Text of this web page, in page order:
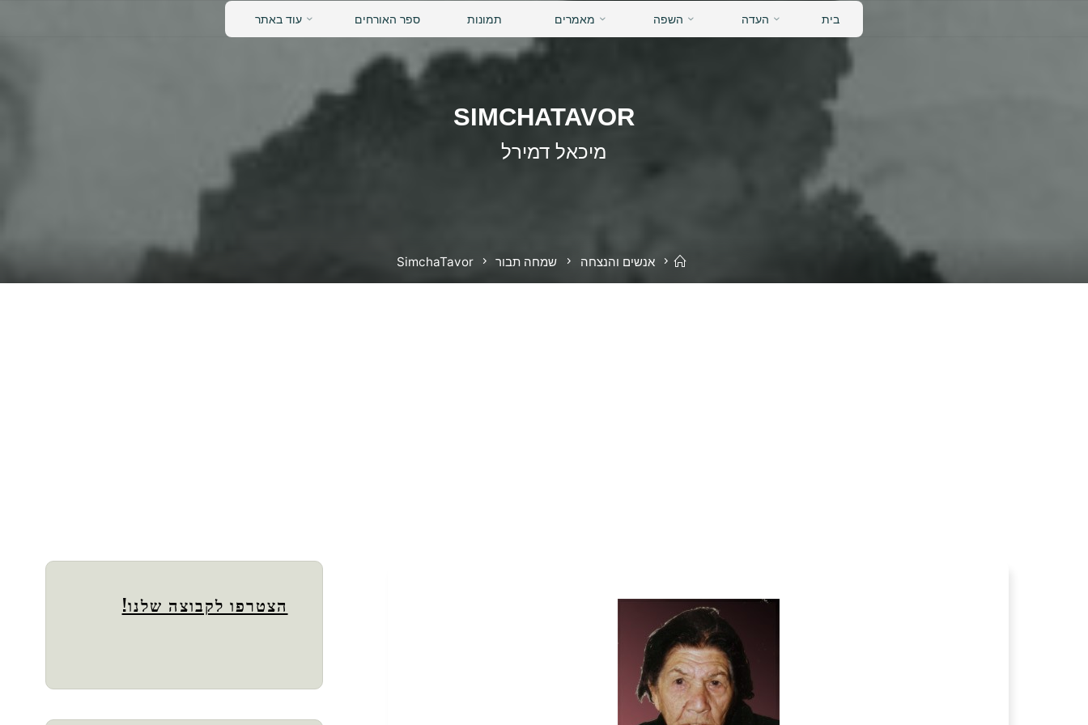
נאש
דידן
בית העדה השפה מאמרים תמונות ספר האורחים עוד באתר
SIMCHATAVOR
מיכאל דמירל
בית אנשים והנצחה שמחה תבור SimchaTavor
הצטרפו לקבוצה שלנו!